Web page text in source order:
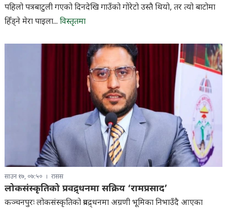
पहिलो पत्रबाटुली गएको दिनदेखि गाउँको गोरेटो उस्तै थियो, तर त्यो बाटोमा
हिँड्ने मेरा पाइला... विस्तृतमा
साउन १७, ०७:५० रासस
लोकसंस्कृतिको प्रवद्र्धनमा सक्रिय ‘रामप्रसाद’
कञ्चनपुरः लोकसंस्कृतिको प्रवद्र्धनमा अग्रणी भूमिका निभाउँदै आएका